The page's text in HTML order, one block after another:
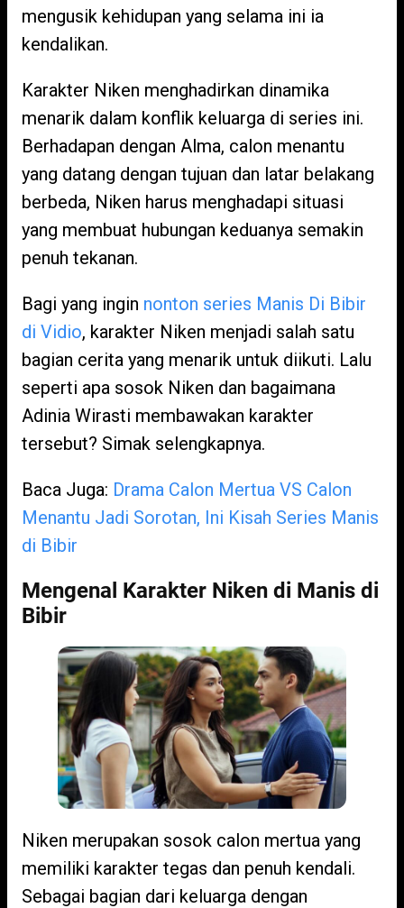
mengusik kehidupan yang selama ini ia
kendalikan.
Karakter Niken menghadirkan dinamika
menarik dalam konflik keluarga di series ini.
Berhadapan dengan Alma, calon menantu
yang datang dengan tujuan dan latar belakang
berbeda, Niken harus menghadapi situasi
yang membuat hubungan keduanya semakin
penuh tekanan.
Bagi yang ingin nonton series Manis Di Bibir
di Vidio, karakter Niken menjadi salah satu
bagian cerita yang menarik untuk diikuti. Lalu
seperti apa sosok Niken dan bagaimana
Adinia Wirasti membawakan karakter
tersebut? Simak selengkapnya.
Baca Juga: Drama Calon Mertua VS Calon
Menantu Jadi Sorotan, Ini Kisah Series Manis
di Bibir
Mengenal Karakter Niken di Manis di
Bibir
Niken merupakan sosok calon mertua yang
memiliki karakter tegas dan penuh kendali.
Sebagai bagian dari keluarga dengan